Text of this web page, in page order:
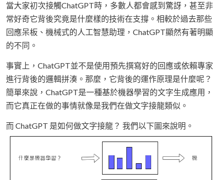
當大家初次接觸ChatGPT時，多數人都會感到驚訝，甚至非
常好奇它背後究竟是什麼樣的技術在支撐。相較於過去那些
回應呆板、機械式的人工智慧助理，ChatGPT顯然有著明顯
的不同。
事實上，ChatGPT並不是使用預先撰寫好的回應或依賴專家
進行背後的邏輯拼湊。那麼，它背後的運作原理是什麼呢？
簡單來說，ChatGPT是一種基於機器學習的文字生成應用，
而它真正在做的事情就像是我們在做文字接龍類似。
而 ChatGPT 是如何做文字接龍？ 我們以下圖來說明。